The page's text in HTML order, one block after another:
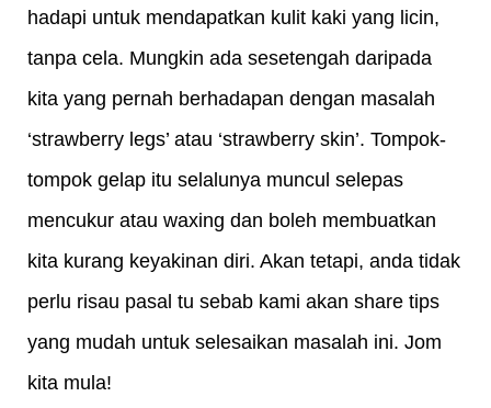
hadapi untuk mendapatkan kulit kaki yang licin,
tanpa cela. Mungkin ada sesetengah daripada
kita yang pernah berhadapan dengan masalah
‘strawberry legs’ atau ‘strawberry skin’. Tompok-
tompok gelap itu selalunya muncul selepas
mencukur atau waxing dan boleh membuatkan
kita kurang keyakinan diri. Akan tetapi, anda tidak
perlu risau pasal tu sebab kami akan share tips
yang mudah untuk selesaikan masalah ini. Jom
kita mula!